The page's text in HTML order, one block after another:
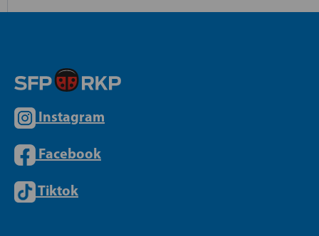
Instagram
Facebook
Tiktok